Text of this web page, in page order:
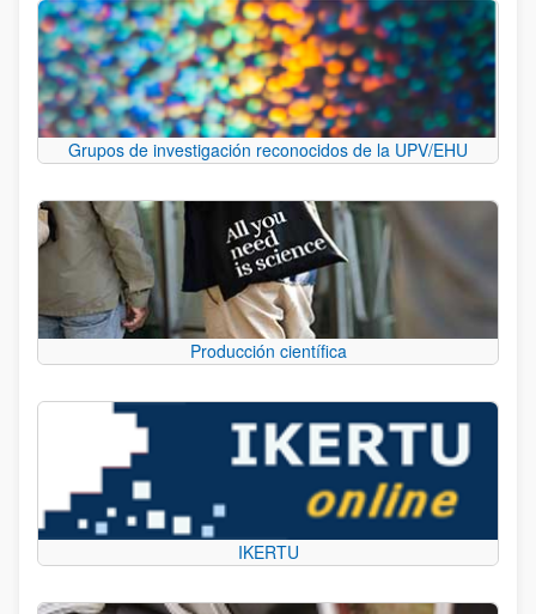
Grupos de investigación reconocidos de la UPV/EHU
Producción científica
IKERTU